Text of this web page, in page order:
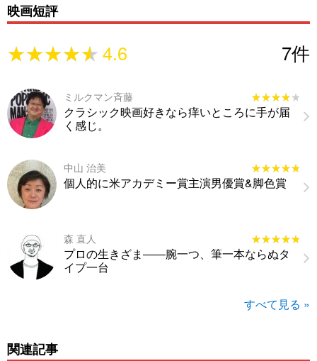
映画短評
★★★★★
★★★★★4.6 7件
ミルクマン斉藤 ★★★★★
★★★★★
クラシック映画好きなら痒いところに手が届
く感じ。
中山 治美 ★★★★★
★★★★★
個人的に米アカデミー賞主演男優賞&脚色賞
森 直人 ★★★★★
★★★★★
プロの生きざま――腕一つ、筆一本ならぬタ
イプ一台
すべて見る »
関連記事